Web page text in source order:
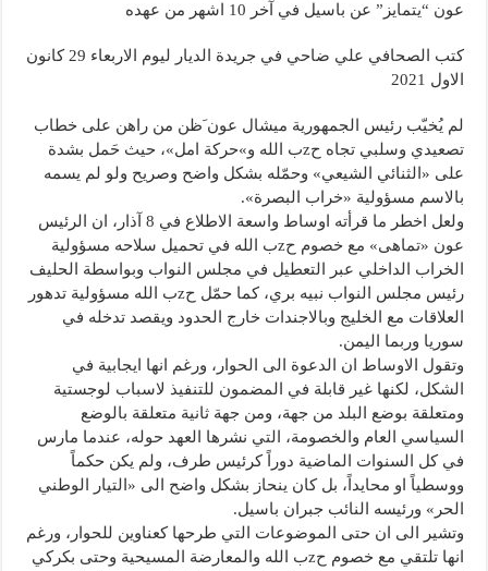
عون “يتمايز” عن باسيل في آخر 10 اشهر من عهده
كتب الصحافي علي ضاحي في جريدة الديار ليوم الاربعاء 29 كانون
الاول 2021
لم يُخيّب رئيس الجمهورية ميشال عون َظن من راهن على خطاب
تصعيدي وسلبي تجاه حzب الله و»حركة امل»، حيث حَمل بشدة
على «الثنائي الشيعي» وحمّله بشكل واضح وصريح ولو لم يسمه
بالاسم مسؤولية «خراب البصرة».
ولعل اخطر ما قرأته اوساط واسعة الاطلاع في 8 آذار، ان الرئيس
عون «تماهى» مع خصوم حzب الله في تحميل سلاحه مسؤولية
الخراب الداخلي عبر التعطيل في مجلس النواب وبواسطة الحليف
رئيس مجلس النواب نبيه بري، كما حمّل حzب الله مسؤولية تدهور
العلاقات مع الخليج وبالاجندات خارج الحدود ويقصد تدخله في
سوريا وربما اليمن.
وتقول الاوساط ان الدعوة الى الحوار، ورغم انها ايجابية في
الشكل، لكنها غير قابلة في المضمون للتنفيذ لاسباب لوجستية
ومتعلقة بوضع البلد من جهة، ومن جهة ثانية متعلقة بالوضع
السياسي العام والخصومة، التي نشرها العهد حوله، عندما مارس
في كل السنوات الماضية دوراً كرئيس طرف، ولم يكن حكماً
ووسطياً او محايداً، بل كان ينحاز بشكل واضح الى «التيار الوطني
الحر» ورئيسه النائب جبران باسيل.
وتشير الى ان حتى الموضوعات التي طرحها كعناوين للحوار، ورغم
انها تلتقي مع خصوم حzب الله والمعارضة المسيحية وحتى بكركي